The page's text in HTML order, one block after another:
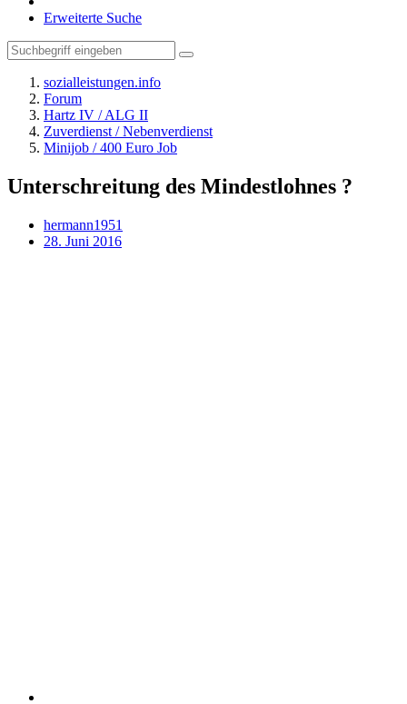
Erweiterte Suche
sozialleistungen.info
Forum
Hartz IV / ALG II
Zuverdienst / Nebenverdienst
Minijob / 400 Euro Job
Unterschreitung des Mindestlohnes ?
hermann1951
28. Juni 2016